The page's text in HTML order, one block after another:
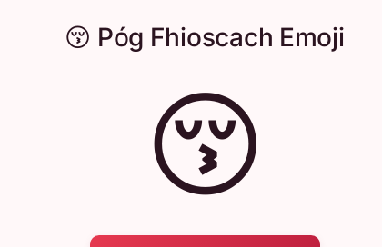
😚 Póg Fhioscach Emoji
😚